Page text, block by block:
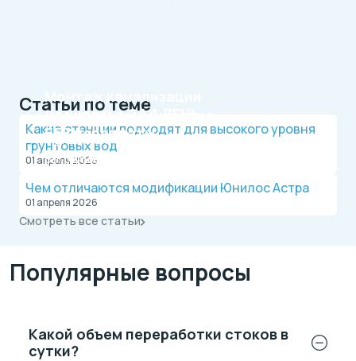
Монтаж канализации
на участкеЗА 1 ДЕНЬ
Официальный дилер, работаем по договору.
Оплата после монтажа.
Рассрочка на 4 месяца
БЕЗ переплаты
Выгодные условия на монтаж канализации и
Статьи по теме
Какие станции подходят для высокого уровня
грунтовых вод
01 апреля 2026
Чем отличаются модификации Юнилос Астра
01 апреля 2026
Смотреть все статьи
Популярные вопросы
Какой объем переработки стоков в
сутки?